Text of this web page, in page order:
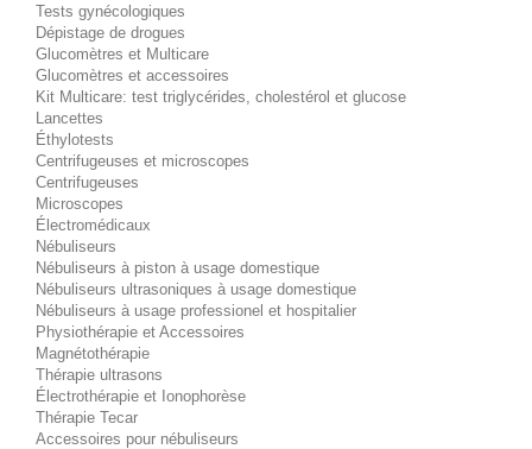
Tests gynécologiques
Dépistage de drogues
Glucomètres et Multicare
Glucomètres et accessoires
Kit Multicare: test triglycérides, cholestérol et glucose
Lancettes
Éthylotests
Centrifugeuses et microscopes
Centrifugeuses
Microscopes
Électromédicaux
Nébuliseurs
Nébuliseurs à piston à usage domestique
Nébuliseurs ultrasoniques à usage domestique
Nébuliseurs à usage professionel et hospitalier
Physiothérapie et Accessoires
Magnétothérapie
Thérapie ultrasons
Électrothérapie et Ionophorèse
Thérapie Tecar
Accessoires pour nébuliseurs